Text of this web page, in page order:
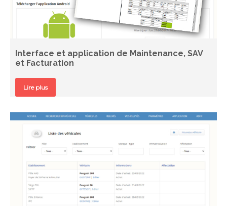
Interface et application de Maintenance, SAV
et Facturation
Lire plus